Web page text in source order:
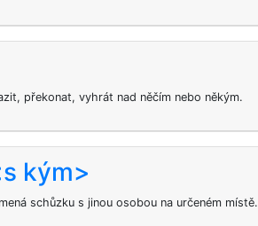
překonat, vyhrát nad něčím nebo někým.
kým>
schůzku s jinou osobou na určeném místě.